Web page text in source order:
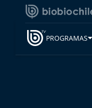
PROGRAMAS